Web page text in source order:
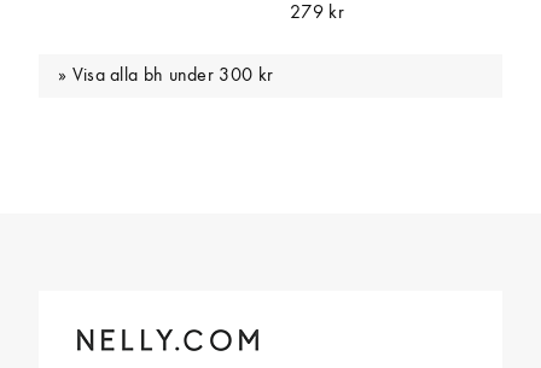
279 kr
Visa alla bh under 300 kr